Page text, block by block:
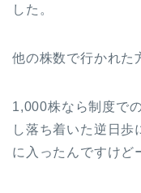
した。
他の株数で行かれた
1,000株なら制度で
し落ち着いた逆日歩
に入ったんですけど